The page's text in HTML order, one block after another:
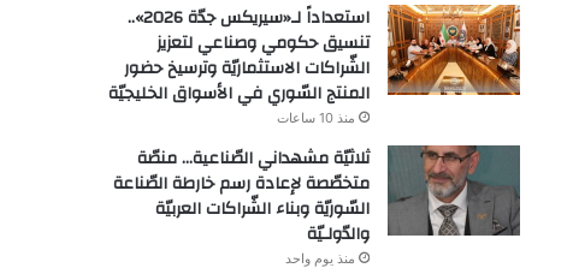
استعداداً لـ«سيريكس جدّة 2026»..
تنسيق حكومي وصناعي لتعزيز
الشّراكات الاستثماريّة وترسيخ حضور
المنتج السّوري في الأسواق الخليجيّة
منذ 10 ساعات
ثلاثيّة مشهداني الصّناعية… منصّة
متخصّصة لإعادة رسم خارطة الصّناعة
السّوريّة وبناء الشّراكات العربيّة
والدّولـيّة
منذ يوم واحد